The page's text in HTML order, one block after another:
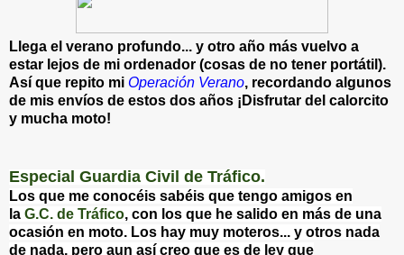
Llega el verano profundo... y otro año más vuelvo a
estar lejos de mi ordenador (cosas de no tener portátil).
Así que repito mi Operación Verano, recordando algunos
de mis envíos de estos dos años ¡Disfrutar del calorcito
y mucha moto!
Especial Guardia Civil de Tráfico.
Los que me conocéis sabéis que tengo amigos en
la G.C. de Tráfico, con los que he salido en más de una
ocasión en moto. Los hay muy moteros... y otros nada
de nada, pero aun así creo que es de ley que